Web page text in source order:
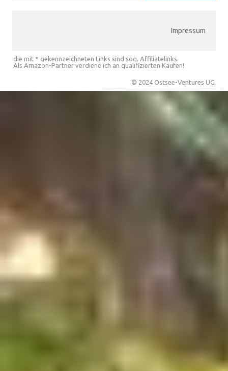
Impressum
die mit * gekennzeichneten Links sind sog. Affiliatelinks.
Als Amazon-Partner verdiene ich an qualifizierten Käufen!
© 2024 Ostsee-Ventures UG